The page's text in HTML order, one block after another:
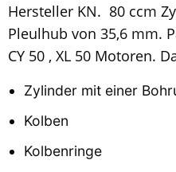
Hersteller KN. 80 ccm
Pleulhub von 35,6 mm.
CY 50 , XL 50 Motoren.
Zylinder mit einer
Kolben
Kolbenringe